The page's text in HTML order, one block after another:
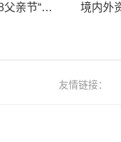
祝贺2025中国8.8父亲节“孝行天下家风传承”论坛暨祈福音乐会圆满成功
友情链接：